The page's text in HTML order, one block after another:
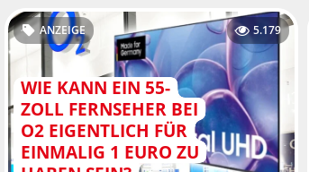
WIE KANN EIN 55-
ZOLL FERNSEHER BEI
O2 EIGENTLICH FÜR
EINMALIG 1 EURO ZU
ANZEIGE 5.179